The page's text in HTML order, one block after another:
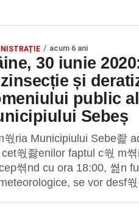
acum 6 ani
30 iunie
și
public al
Sebeș
쒃ria Municipiului Sebe좙
cet쒃좛enilor faptul c쒃 m
쎢nd cu ora 18:00, 쎮n
se vor desf